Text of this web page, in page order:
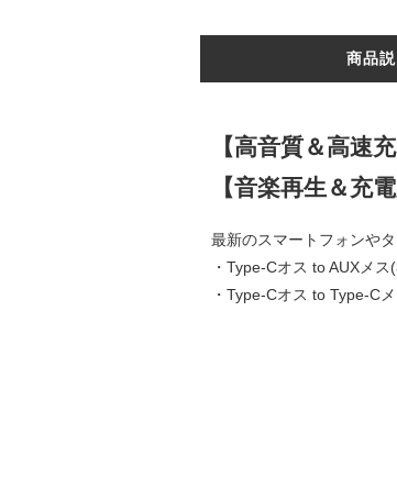
商品
【高音質＆高速
【音楽再生＆充
最新のスマートフォンや
・Type-Cオス to AUXメ
・Type-Cオス to Type-C